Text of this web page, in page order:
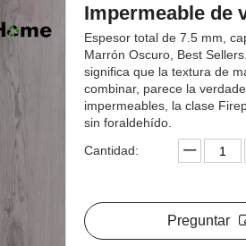
Impermeable de
Espesor total de 7.5 mm,
Marrón Oscuro, Best
significa que la textura de
combinar, parece la
impermeables, la clase
sin foraldehído.
Cantidad:
Preguntar